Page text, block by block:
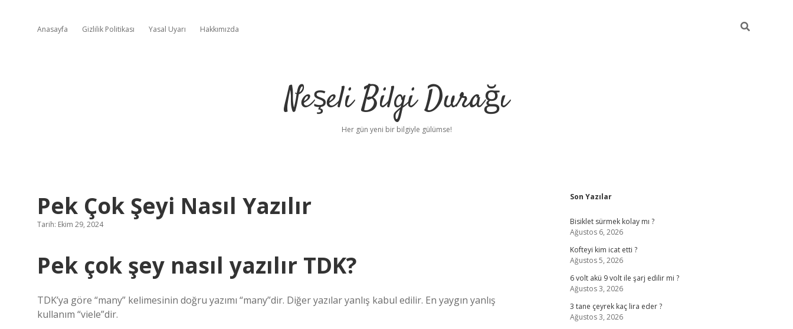
Anasayfa Gizlilik Politikası Yasal Uyarı Hakkımızda
Neşeli Bilgi Durağı
Her gün yeni bir bilgiyle gülümse!
Pek Çok Şeyi Nasıl Yazılır
Tarih: Ekim 29, 2024
Pek çok şey nasıl yazılır TDK?
TDK’ya göre “many” kelimesinin doğru yazımı “many”dir. Diğer yazılar yanlış kabul edilir. En yaygın yanlış
kullanım “viele”dir.
Sidebar
Son Yazılar
Bisiklet sürmek kolay mı ?
Ağustos 6, 2026
Kofteyi kim icat etti ?
Ağustos 5, 2026
6 volt akü 9 volt ile şarj edilir mi ?
Ağustos 3, 2026
3 tane çeyrek kaç lira eder ?
Ağustos 3, 2026